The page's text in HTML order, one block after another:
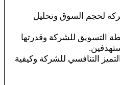
لحجم السوق وتحليل
التسويق للشركة وقدرتها
التنافسي للشركة وكيفية